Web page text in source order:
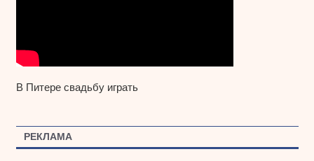
В Питере свадьбу играть
РЕКЛАМА